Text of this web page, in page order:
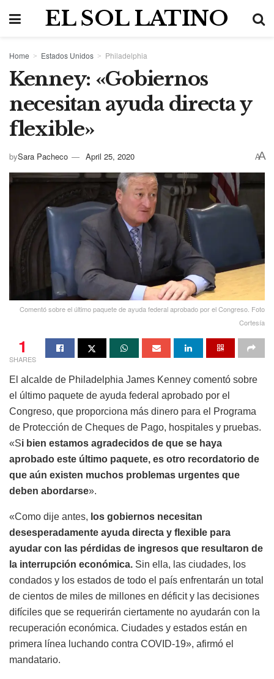
EL SOL LATINO
Home Estados Unidos Philadelphia
Kenney: «Gobiernos
necesitan ayuda directa y
flexible»
bySara Pacheco April 25, 2020 AA
Comentó sobre el último paquete de ayuda federal aprobado por el Congreso. Foto
Cortesía
1
SHARES
El alcalde de Philadelphia James Kenney comentó sobre
el último paquete de ayuda federal aprobado por el
Congreso, que proporciona más dinero para el Programa
de Protección de Cheques de Pago, hospitales y pruebas.
«Si bien estamos agradecidos de que se haya
aprobado este último paquete, es otro recordatorio de
que aún existen muchos problemas urgentes que
deben abordarse».
«Como dije antes, los gobiernos necesitan
desesperadamente ayuda directa y flexible para
ayudar con las pérdidas de ingresos que resultaron de
la interrupción económica. Sin ella, las ciudades, los
condados y los estados de todo el país enfrentarán un total
de cientos de miles de millones en déficit y las decisiones
difíciles que se requerirán ciertamente no ayudarán con la
recuperación económica. Ciudades y estados están en
primera línea luchando contra COVID-19», afirmó el
mandatario.